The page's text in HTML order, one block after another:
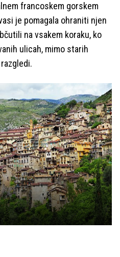
francoskem gorskem
je pomagala ohraniti njen
na vsakem koraku, ko
ulicah, mimo starih